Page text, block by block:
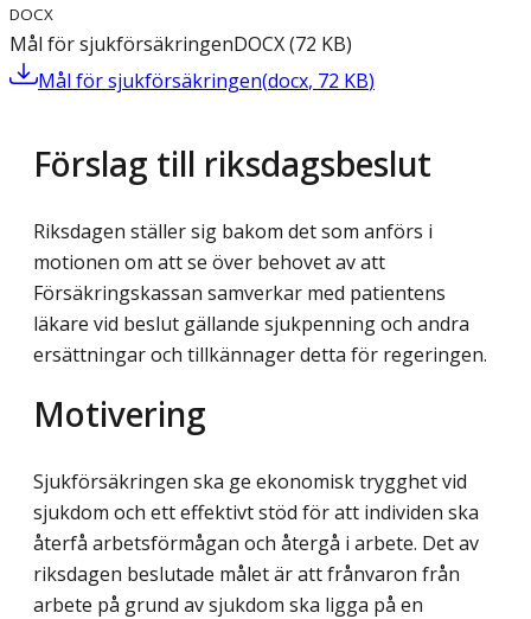
DOCX
Mål för sjukförsäkringenDOCX(72 KB)
Mål för sjukförsäkringen(docx, 72 KB)
Förslag till riksdagsbeslut
Riksdagen ställer sig bakom det som anförs i
motionen om att se över behovet av att
Försäkringskassan samverkar med patientens
läkare vid beslut gällande sjukpenning och andra
ersättningar och tillkännager detta för regeringen.
Motivering
Sjukförsäkringen ska ge ekonomisk trygghet vid
sjukdom och ett effektivt stöd för att individen ska
återfå arbetsförmågan och återgå i arbete. Det av
riksdagen beslutade målet är att frånvaron från
arbete på grund av sjukdom ska ligga på en